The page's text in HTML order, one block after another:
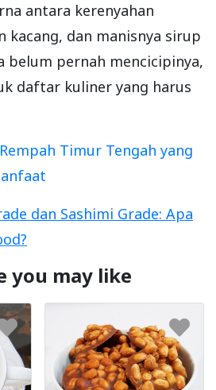
antara kerenyahan
kacang, dan manisnya sirup
belum pernah mencicipinya,
daftar kuliner yang harus
Rempah Timur Tengah yang
dan Sashimi Grade: Apa
you may like